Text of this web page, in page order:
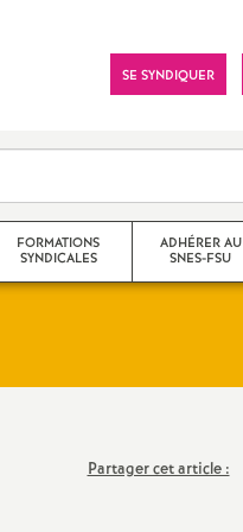
SE SYNDIQUER
FORMATIONS
SYNDICALES
ADHÉRER AU
SNES-FSU
Partager cet article :